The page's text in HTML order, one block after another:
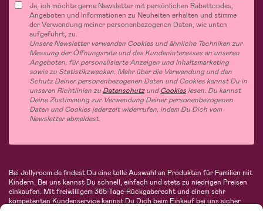
Ja, ich möchte gerne Newsletter mit persönlichen Rabattcodes,
Angeboten und Informationen zu Neuheiten erhalten und stimme
der Verwendung meiner personenbezogenen Daten, wie unten
aufgeführt, zu.
Unsere Newsletter verwenden Cookies und ähnliche Techniken zur
Messung der Öffnungsrate und des Kundeninteresses an unseren
Angeboten, für personalisierte Anzeigen und Inhaltsmarketing
sowie zu Statistikzwecken. Mehr über die Verwendung und den
Schutz Deiner personenbezogenen Daten und Cookies kannst Du in
unseren Richtlinien zu DatenschutzundCookies lesen. Du kannst
Deine Zustimmung zur Verwendung Deiner personenbezogenen
Daten und Cookies jederzeit widerrufen, indem Du Dich vom
Newsletter abmeldest.
Bei Jollyroom.de findest Du eine tolle Auswahl an Produkten für Familien mit
Kindern. Bei uns kannst Du schnell, einfach und stets zu niedrigen Preisen
einkaufen. Mit freiwilligem 365-Tage-Rückgaberecht und einem sehr
kompetenten Kundenservice kannst Du Dich beim Einkauf bei uns sicher